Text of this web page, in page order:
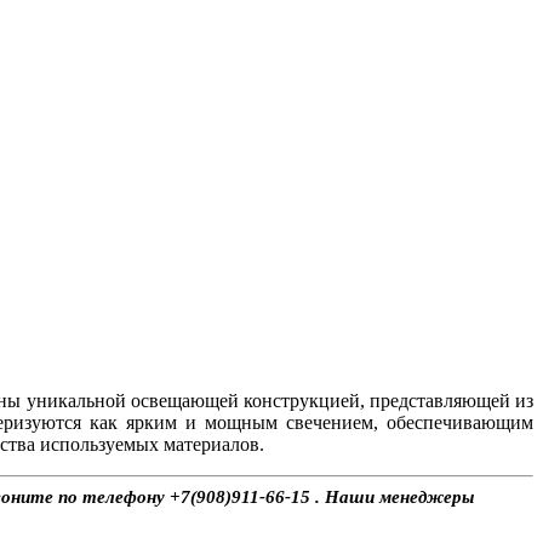
уникальной освещающей конструкцией, представляющей из
как ярким и мощным свечением, обеспечивающим
используемых материалов.
по телефону +7(908)911-66-15 . Наши менеджеры